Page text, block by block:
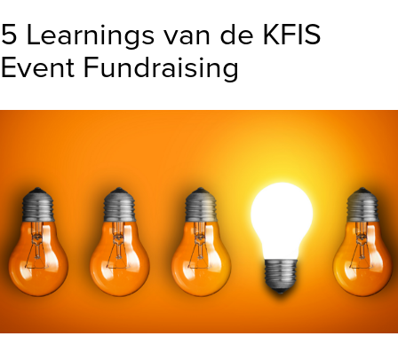
5 Learnings van de KFIS
Event Fundraising